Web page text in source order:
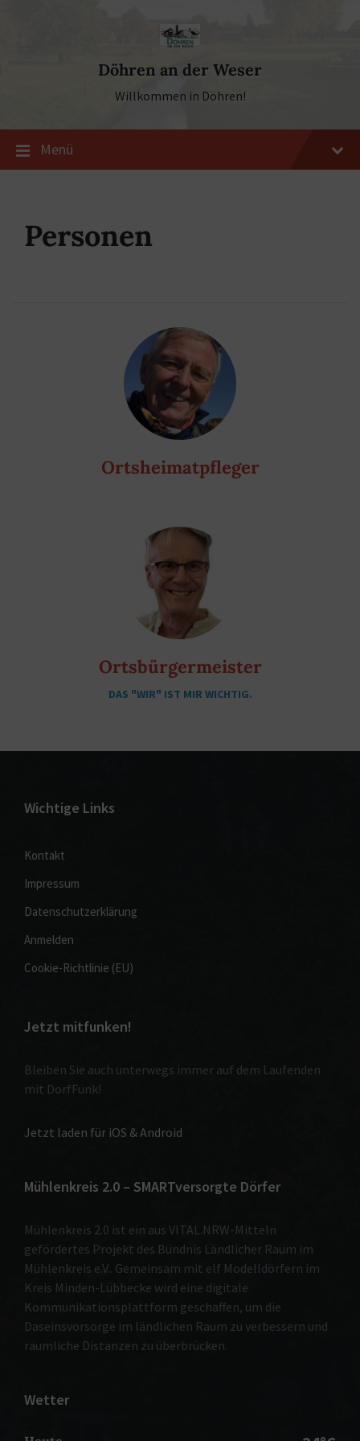
Döhren an der Weser
Willkommen in Döhren!
Menü
Personen
Ortsheimatpfleger
Ortsbürgermeister
DAS "WIR" IST MIR WICHTIG.
Wichtige Links
Kontakt
Impressum
Datenschutzerklärung
Anmelden
Cookie-Richtlinie (EU)
Jetzt mitfunken!
Bleiben Sie auch unterwegs immer auf dem Laufenden
mit DorfFunk!
Jetzt laden für iOS & Android
Mühlenkreis 2.0 – SMARTversorgte Dörfer
Mühlenkreis 2.0 ist ein aus VITAL.NRW-Mitteln
gefördertes Projekt des Bündnis Ländlicher Raum im
Mühlenkreis e.V.. Gemeinsam mit elf Modelldörfern im
Kreis Minden-Lübbecke wird eine digitale
Kommunikationsplattform geschaffen, um die
Daseinsvorsorge im ländlichen Raum zu verbessern und
räumliche Distanzen zu überbrücken.
Wetter